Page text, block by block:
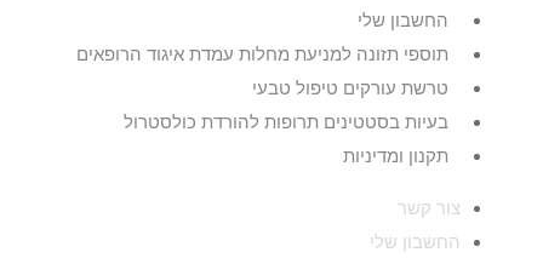
החשבון שלי
תוספי תזונה למניעת מחלות עמדת איגוד הרופאים
טרשת עורקים טיפול טבעי
בעיות בסטטינים תרופות להורדת כולסטרול
תקנון ומדיניות
צור קשר
החשבון שלי